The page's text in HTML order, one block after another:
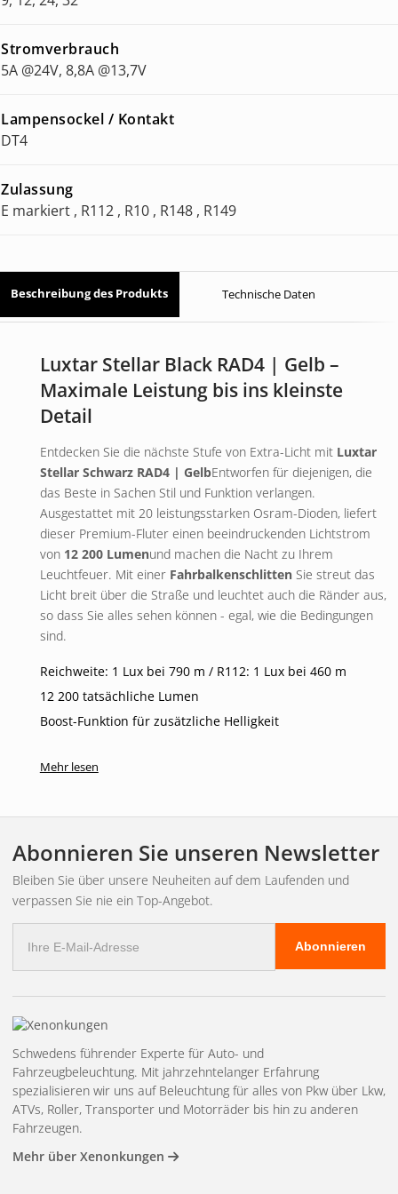
Stromverbrauch
5A @24V, 8,8A @13,7V
Lampensockel / Kontakt
DT4
Zulassung
E markiert , R112 , R10 , R148 , R149
Beschreibung des Produkts Technische Daten
Luxtar Stellar Black RAD4 | Gelb –
Maximale Leistung bis ins kleinste
Detail
Entdecken Sie die nächste Stufe von Extra-Licht mit Luxtar
Stellar Schwarz RAD4 | GelbEntworfen für diejenigen, die
das Beste in Sachen Stil und Funktion verlangen.
Ausgestattet mit 20 leistungsstarken Osram-Dioden, liefert
dieser Premium-Fluter einen beeindruckenden Lichtstrom
von 12 200 Lumenund machen die Nacht zu Ihrem
Leuchtfeuer. Mit einer FahrbalkenschlittenSie streut das
Licht breit über die Straße und leuchtet auch die Ränder aus,
so dass Sie alles sehen können - egal, wie die Bedingungen
sind.
Reichweite: 1 Lux bei 790 m / R112: 1 Lux bei 460 m
12 200 tatsächliche Lumen
Boost-Funktion für zusätzliche Helligkeit
Positionslicht
ausgewogene Farbtemperatur von5500Kerhalten Sie nicht
nur eine helle und scharfe Beleuchtung, sondern auch ein
lange Fahrten und anspruchsvolles Gelände, wo jedes Detail
zählt. Sie werden Gefahren rechtzeitig erkennen und mit
Erleben Sie dynamische Eleganz
Die neue Dynamische Startfunktionen
Positionsleuchten beeindruckt mit einer einzigartigen
Lichtshow bei jeder Inbetriebnahme. Wählen Sie zwischen
traditionellen
Hinterleuchtete Reflektoren sorgen zudem für einen Wow-
Mehr lesen
Abonnieren Sie unseren Newsletter
Bleiben Sie über unsere Neuheiten auf dem Laufenden und
verpassen Sie nie ein Top-Angebot.
Mail
Adresse
Abonnieren
Schwedens führender Experte für Auto- und
Fahrzeugbeleuchtung. Mit jahrzehntelanger Erfahrung
spezialisieren wir uns auf Beleuchtung für alles von Pkw über Lkw,
ATVs, Roller, Transporter und Motorräder bis hin zu anderen
Fahrzeugen.
Mehr über Xenonkungen